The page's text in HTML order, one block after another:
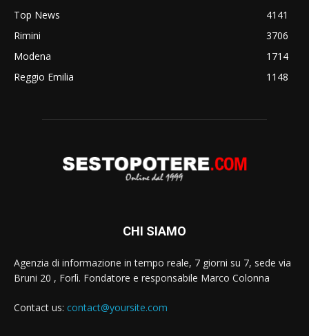
Top News
4141
Rimini
3706
Modena
1714
Reggio Emilia
1148
CHI SIAMO
Agenzia di informazione in tempo reale, 7 giorni su 7, sede via
Bruni 20 , Forlì. Fondatore e responsabile Marco Colonna
Contact us: contact@yoursite.com